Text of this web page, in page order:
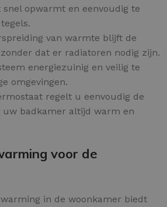
opwarmt en eenvoudig te
van warmte blijft de
dat er radiatoren nodig zijn.
energiezuinig en veilig te
omgevingen.
regelt u eenvoudig de
badkamer altijd warm en
voor de
in de woonkamer biedt